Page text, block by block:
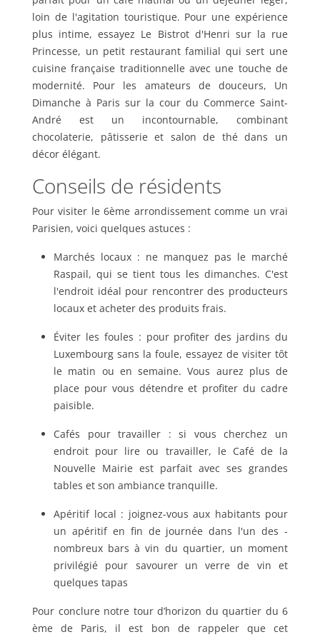
loin de l'agitation touristique. Pour une expérience
plus intime, essayez Le Bistrot d'Henri sur la rue
Princesse, un petit restaurant familial qui sert une
cuisine française traditionnelle avec une touche de
modernité. Pour les amateurs de douceurs, Un
Dimanche à Paris sur la cour du Commerce Saint-
André est un incontournable, combinant
chocolaterie, pâtisserie et salon de thé dans un
décor élégant.
Conseils de résidents
Pour visiter le 6ème arrondissement comme un vrai
Parisien, voici quelques astuces :
Marchés locaux : ne manquez pas le marché
Raspail, qui se tient tous les dimanches. C'est
l'endroit idéal pour rencontrer des producteurs
locaux et acheter des produits frais.
Éviter les foules : pour profiter des jardins du
Luxembourg sans la foule, essayez de visiter tôt
le matin ou en semaine. Vous aurez plus de
place pour vous détendre et profiter du cadre
paisible.
Cafés pour travailler : si vous cherchez un
endroit pour lire ou travailler, le Café de la
Nouvelle Mairie est parfait avec ses grandes
tables et son ambiance tranquille.
Apéritif local : joignez-vous aux habitants pour
un apéritif en fin de journée dans l'un des -
nombreux bars à vin du quartier, un moment
privilégié pour savourer un verre de vin et
quelques tapas
Pour conclure notre tour d’horizon du quartier du 6
ème de Paris, il est bon de rappeler que cet